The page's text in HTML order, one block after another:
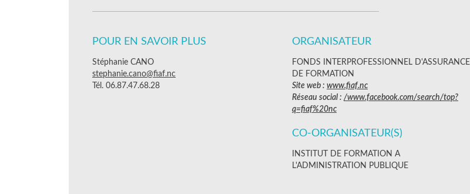
POUR EN SAVOIR PLUS
Stéphanie CANO
stephanie.cano@fiaf.nc
Tél. 06.87.47.68.28
ORGANISATEUR
FONDS INTERPROFESSIONNEL D'ASSURANCE
DE FORMATION
Site web : www.fiaf.nc
Réseau social : /www.facebook.com/search/top?
q=fiaf%20nc
CO-ORGANISATEUR(S)
INSTITUT DE FORMATION A
L'ADMINISTRATION PUBLIQUE